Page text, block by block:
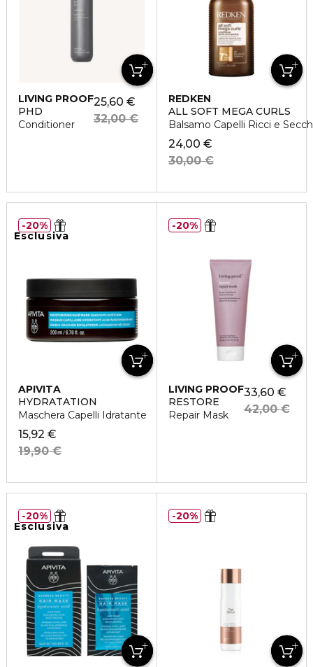
LIVING PROOF
PHD
Conditioner
25,60 €
32,00 €
REDKEN
ALL SOFT MEGA CURLS
Balsamo Capelli Ricci e
24,00 €
30,00 €
Esclusiva
APIVITA
HYDRATATION
Maschera Capelli Idratante
15,92 €
19,90 €
20%
LIVING PROOF
RESTORE
Repair Mask
33,60 €
42,00 €
20%
Esclusiva
20% 20%